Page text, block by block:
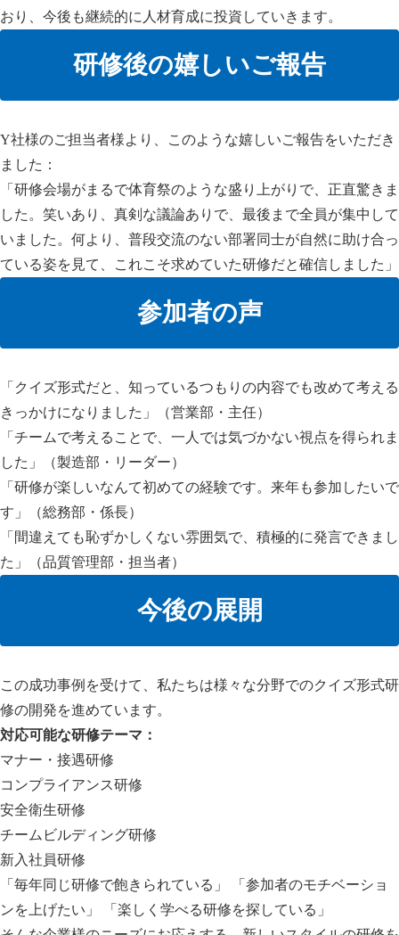
おり、今後も継続的に人材育成に投資していきます。
研修後の嬉しいご報告
Y社様のご担当者様より、このような嬉しいご報告をいただき
ました：
「研修会場がまるで体育祭のような盛り上がりで、正直驚きま
した。笑いあり、真剣な議論ありで、最後まで全員が集中して
いました。何より、普段交流のない部署同士が自然に助け合っ
ている姿を見て、これこそ求めていた研修だと確信しました」
参加者の声
「クイズ形式だと、知っているつもりの内容でも改めて考える
きっかけになりました」（営業部・主任）
「チームで考えることで、一人では気づかない視点を得られま
した」（製造部・リーダー）
「研修が楽しいなんて初めての経験です。来年も参加したいで
す」（総務部・係長）
「間違えても恥ずかしくない雰囲気で、積極的に発言できまし
た」（品質管理部・担当者）
今後の展開
この成功事例を受けて、私たちは様々な分野でのクイズ形式研
修の開発を進めています。
対応可能な研修テーマ：
マナー・接遇研修
コンプライアンス研修
安全衛生研修
チームビルディング研修
新入社員研修
「毎年同じ研修で飽きられている」 「参加者のモチベーショ
ンを上げたい」 「楽しく学べる研修を探している」